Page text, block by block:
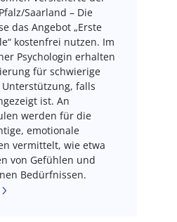
Saarland – Die
das Angebot „Erste
kostenfrei nutzen. Im
Psychologin erhalten
für schwierige
falls
ist. An
werden für die
emotionale
vermittelt, wie etwa
von Gefühlen und
Bedürfnissen.